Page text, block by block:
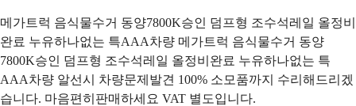
메가트럭 음식물수거 동양7800K승인 덤프형 조수석레일 올정비
완료 누유하나없는 특AAA차량 메가트럭 음식물수거 동양
7800K승인 덤프형 조수석레일 올정비완료 누유하나없는 특
AAA차량 알선시 차량문제발견 100% 소모품까지 수리해드리겠
습니다. 마음편히판매하세요 VAT 별도입니다.